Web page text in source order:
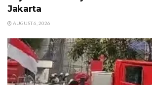
Jakarta
AUGUST 6, 2026